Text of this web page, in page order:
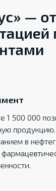
—
1 500 000
в